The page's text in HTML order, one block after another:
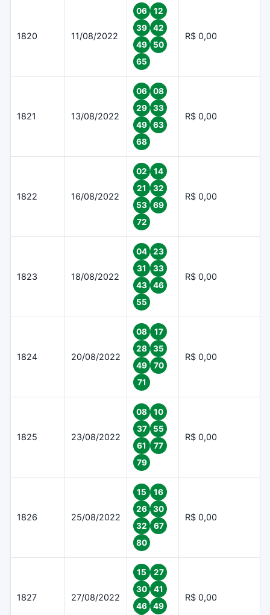
1820 11/08/2022
06
12
39
42
49
50
65
R$ 0,00
1821 13/08/2022
06
08
29
33
49
63
68
R$ 0,00
1822 16/08/2022
02
14
21
32
53
69
72
R$ 0,00
1823 18/08/2022
04
23
31
33
43
46
55
R$ 0,00
1824 20/08/2022
08
17
28
35
49
70
71
R$ 0,00
1825 23/08/2022
08
10
37
55
61
77
79
R$ 0,00
1826 25/08/2022
15
16
26
30
32
67
80
R$ 0,00
1827 27/08/2022
15
27
30
41
46
49
R$ 0,00